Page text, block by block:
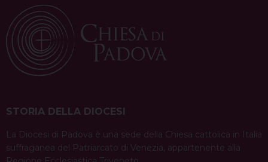
STORIA DELLA DIOCESI
La Diocesi di Padova è una sede della Chiesa cattolica in Italia
suffraganea del Patriarcato di Venezia, appartenente alla